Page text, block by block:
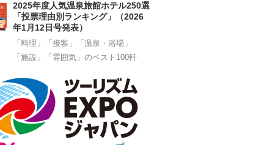
2025年度人気温泉旅館ホテル250選
「投票理由別ランキング」（2026
年1月12日号発表）
「料理」「接客」「温泉・浴場」
「施設」「雰囲気」のベスト100軒